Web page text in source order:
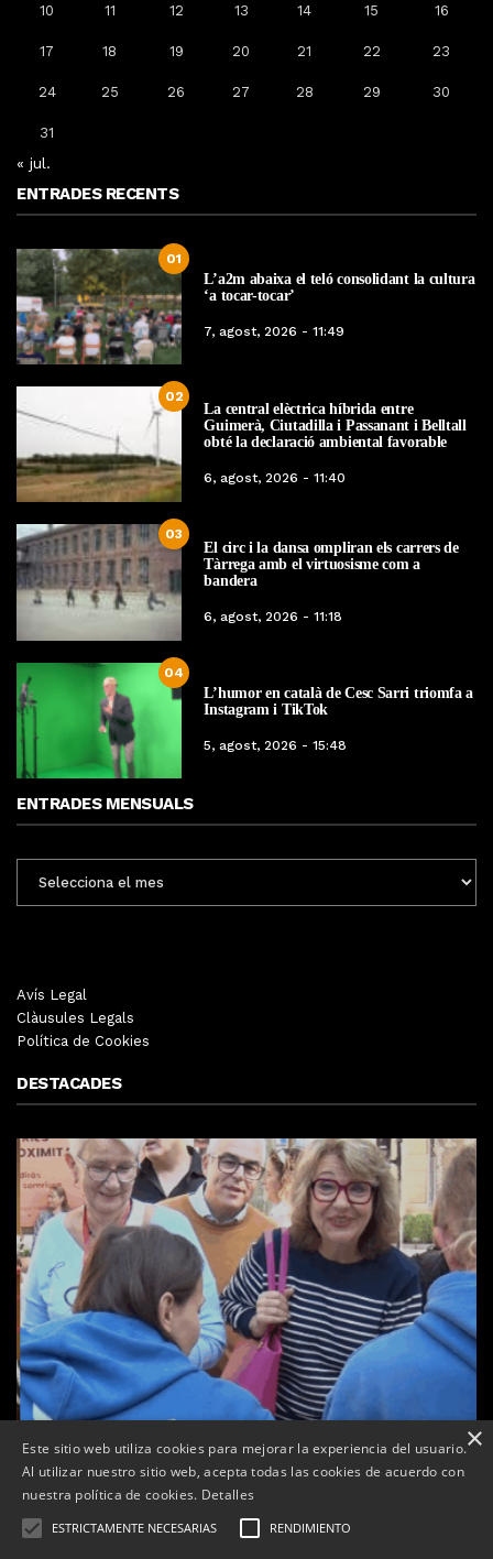
10 11 12 13 14 15 16
17 18 19 20 21 22 23
24 25 26 27 28 29 30
31
« jul.
ENTRADES RECENTS
01
L’a2m abaixa el teló consolidant la cultura
‘a tocar-tocar’
7, agost, 2026 - 11:49
02
La central elèctrica híbrida entre
Guimerà, Ciutadilla i Passanant i Belltall
obté la declaració ambiental favorable
6, agost, 2026 - 11:40
03
El circ i la dansa ompliran els carrers de
Tàrrega amb el virtuosisme com a
bandera
6, agost, 2026 - 11:18
04
L’humor en català de Cesc Sarri triomfa a
Instagram i TikTok
5, agost, 2026 - 15:48
ENTRADES MENSUALS
MENSUALS
Avís Legal
Clàusules Legals
Política de Cookies
DESTACADES
×
Este sitio web utiliza cookies para mejorar la experiencia del usuario.
Al utilizar nuestro sitio web, acepta todas las cookies de acuerdo con
nuestra política de cookies. Detalles
ESTRICTAMENTE NECESARIAS RENDIMIENTO